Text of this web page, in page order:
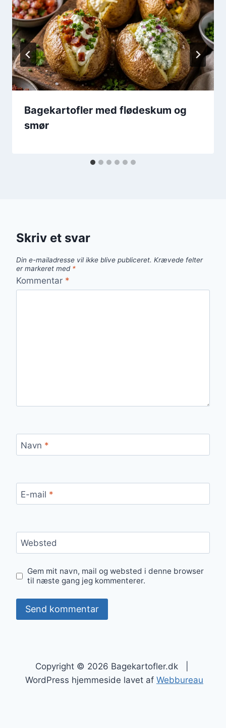
Bagekartofler med flødeskum og
smør
Skriv et svar
Din e-mailadresse vil ikke blive publiceret. Krævede felter
er markeret med *
Kommentar *
Navn *
E-mail *
Websted
Gem mit navn, mail og websted i denne browser
til næste gang jeg kommenterer.
Copyright © 2026 Bagekartofler.dk |
WordPress hjemmeside lavet af Webbureau